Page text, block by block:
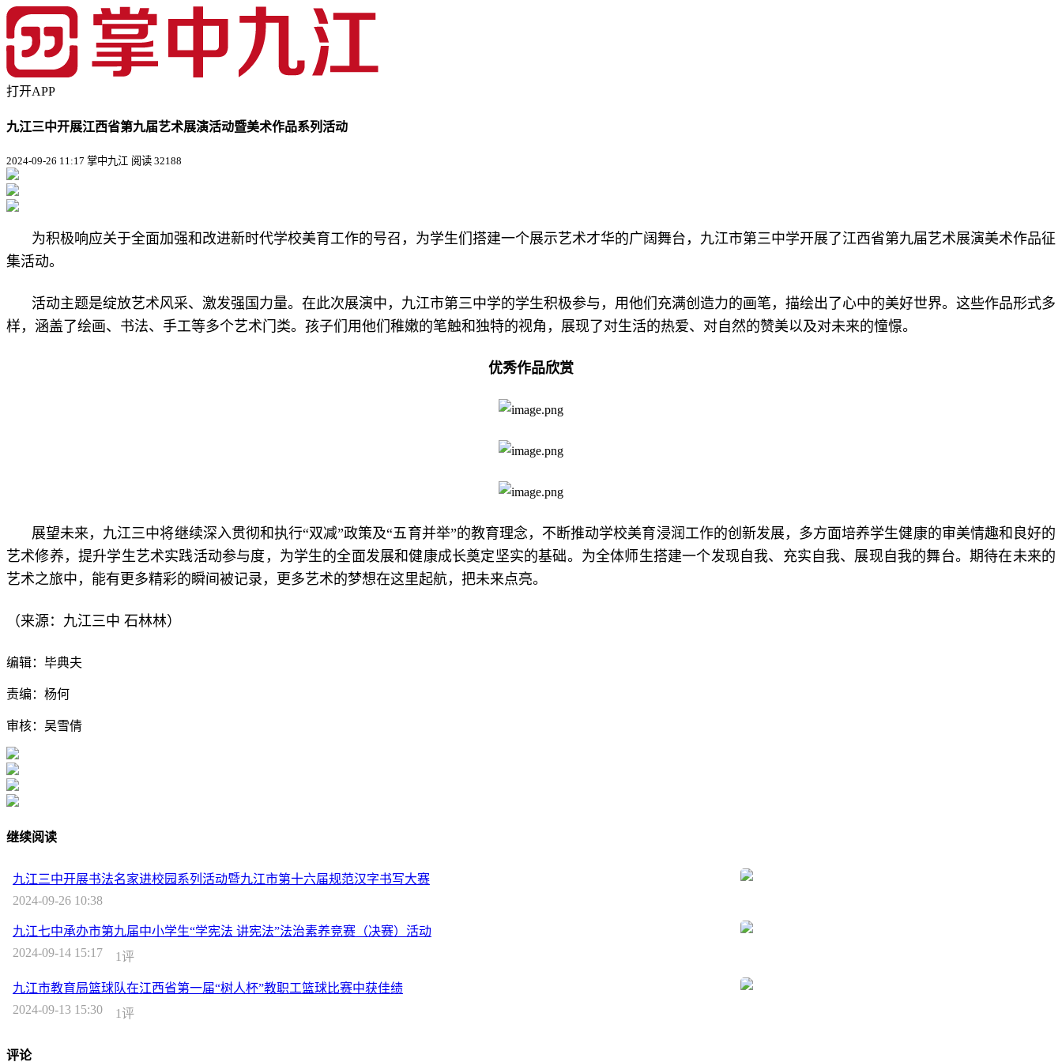
打开APP
九江三中开展江西省第九届艺术展演活动暨美术作品系列活动
2024-09-26 11:17 掌中九江 阅读 32188
为积极响应关于全面加强和改进新时代学校美育工作的号召，为学生们搭建一个展示艺术才华的广阔舞台，九江市第三中学开展了江西省第九届艺术展演美术作品征
集活动。
活动主题是绽放艺术风采、激发强国力量。在此次展演中，九江市第三中学的学生积极参与，用他们充满创造力的画笔，描绘出了心中的美好世界。这些作品形式多
样，涵盖了绘画、书法、手工等多个艺术门类。孩子们用他们稚嫩的笔触和独特的视角，展现了对生活的热爱、对自然的赞美以及对未来的憧憬。
优秀作品欣赏
展望未来，九江三中将继续深入贯彻和执行“双减”政策及“五育并举”的教育理念，不断推动学校美育浸润工作的创新发展，多方面培养学生健康的审美情趣和良好的
艺术修养，提升学生艺术实践活动参与度，为学生的全面发展和健康成长奠定坚实的基础。为全体师生搭建一个发现自我、充实自我、展现自我的舞台。期待在未来的
艺术之旅中，能有更多精彩的瞬间被记录，更多艺术的梦想在这里起航，把未来点亮。
（来源：九江三中 石林林）
编辑：毕典夫
责编：杨何
审核：吴雪倩
继续阅读
九江三中开展书法名家进校园系列活动暨九江市第十六届规范汉字书写大赛
2024-09-26 10:38
九江七中承办市第九届中小学生“学宪法 讲宪法”法治素养竞赛（决赛）活动
2024-09-14 15:17
1评
九江市教育局篮球队在江西省第一届“树人杯”教职工篮球比赛中获佳绩
2024-09-13 15:30
1评
评论